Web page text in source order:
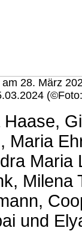
28. März
Maria
Maria
Milena
und